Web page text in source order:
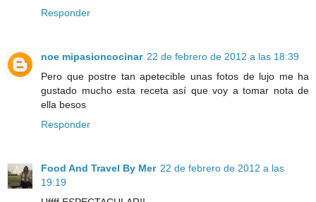
Responder
noe mipasioncocinar 22 de febrero de 2012 a las 18:39
Pero que postre tan apetecible unas fotos de lujo me ha
gustado mucho esta receta así que voy a tomar nota de
ella besos
Responder
Food And Travel By Mer 22 de febrero de 2012 a las
19:19